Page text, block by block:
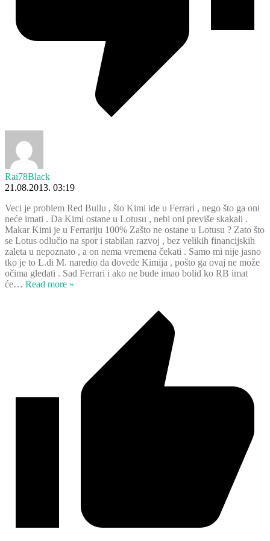
Rai78Black
21.08.2013. 03:19
Veci je problem Red Bullu , što Kimi ide u Ferrari , nego što ga oni
neće imati . Da Kimi ostane u Lotusu , nebi oni previše skakali .
Makar Kimi je u Ferrariju 100% Zašto ne ostane u Lotusu ? Zato što
se Lotus odlučio na spor i stabilan razvoj , bez velikih financijskih
zaleta u nepoznato , a on nema vremena čekati . Samo mi nije jasno
tko je to L.di M. naredio da dovede Kimija , pošto ga ovaj ne može
očima gledati . Sad Ferrari i ako ne bude imao bolid ko RB imat
će… Read more »